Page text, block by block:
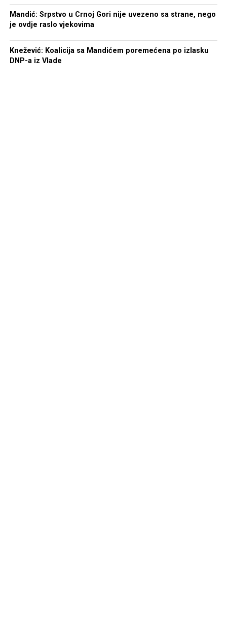
Mandić: Srpstvo u Crnoj Gori nije uvezeno sa strane, nego
je ovdje raslo vjekovima
Knežević: Koalicija sa Mandićem poremećena po izlasku
DNP-a iz Vlade